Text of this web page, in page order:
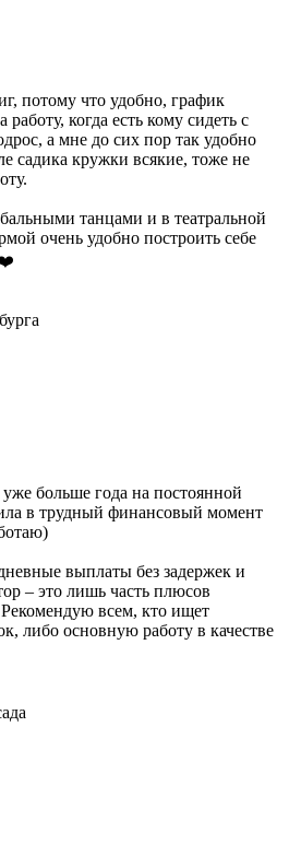
потому что удобно, график
когда есть кому сидеть с
а мне до сих пор так удобно
садика кружки всякие, тоже не
танцами и в театральной
очень удобно построить себе
❤️
больше года на постоянной
в трудный финансовый момент
выплаты без задержек и
– это лишь часть плюсов
всем, кто ищет
либо основную работу в качестве